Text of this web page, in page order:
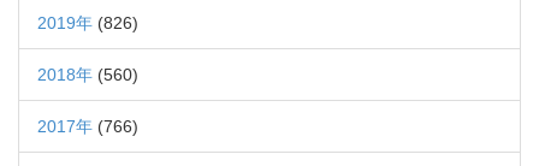
2019年 (826)
2018年 (560)
2017年 (766)